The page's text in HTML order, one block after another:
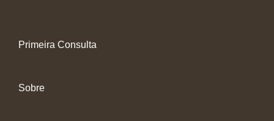
Primeira Consulta
Sobre